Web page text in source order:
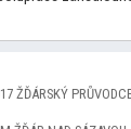
ŽĎÁRSKÝ